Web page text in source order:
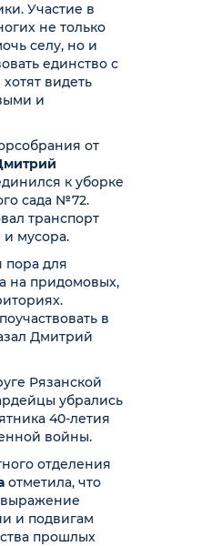
Участие в
не только
селу, но и
единство с
видеть
и
от
к уборке
сада №72.
транспорт
и мусора.
пора для
на придомовых,
в
Дмитрий
Рязанской
убрались
40-летия
войны.
отделения
отметила, что
и подвигам
прошлых